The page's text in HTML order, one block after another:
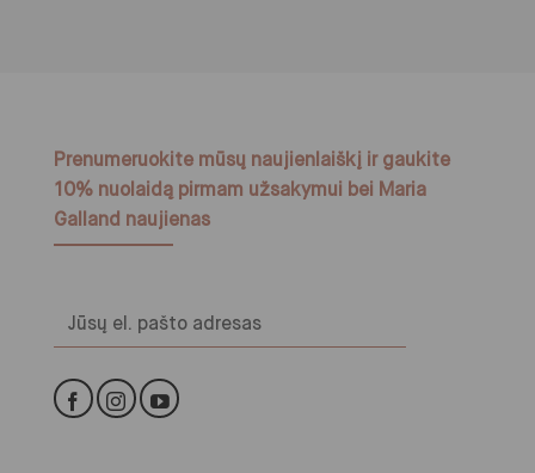
Prenumeruokite mūsų naujienlaiškį ir gaukite
10% nuolaidą pirmam užsakymui bei Maria
Galland naujienas